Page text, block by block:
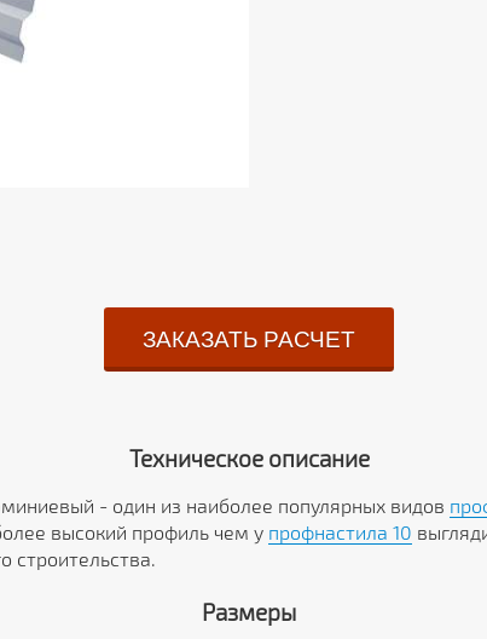
ЗАКАЗАТЬ РАСЧЕТ
Техническое описание
- один из наиболее популярных видов
высокий профиль чем у профнастила 10
строительства.
Размеры